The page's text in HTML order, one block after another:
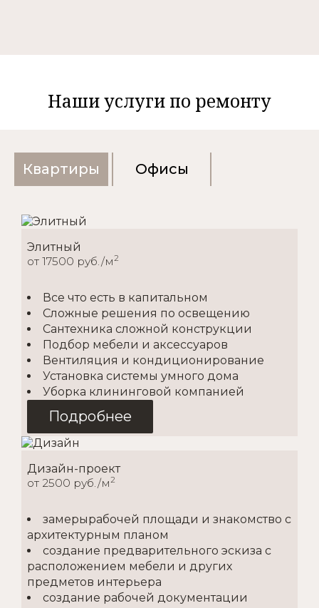
Наши услуги по ремонту
Квартиры Офисы
Элитный
от 17500 руб./м2
Все что есть в капитальном
Сложные решения по освещению
Сантехника сложной конструкции
Подбор мебели и аксессуаров
Вентиляция и кондиционирование
Установка системы умного дома
Уборка клининговой компанией
Подробнее
Дизайн-проект
от 2500 руб./м2
замерырабочей площади и знакомство с
архитектурным планом
создание предварительного эскиза с
расположением мебели и других
предметов интерьера
создание рабочей документации